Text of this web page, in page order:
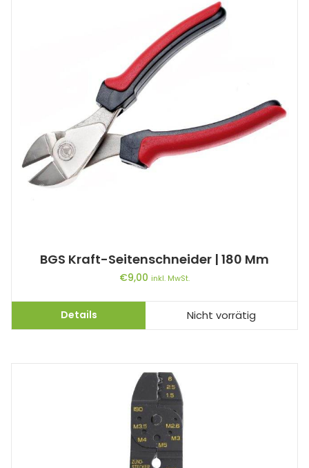
BGS Kraft-Seitenschneider | 180 Mm
€9,00 inkl. MwSt.
Details Nicht vorrätig